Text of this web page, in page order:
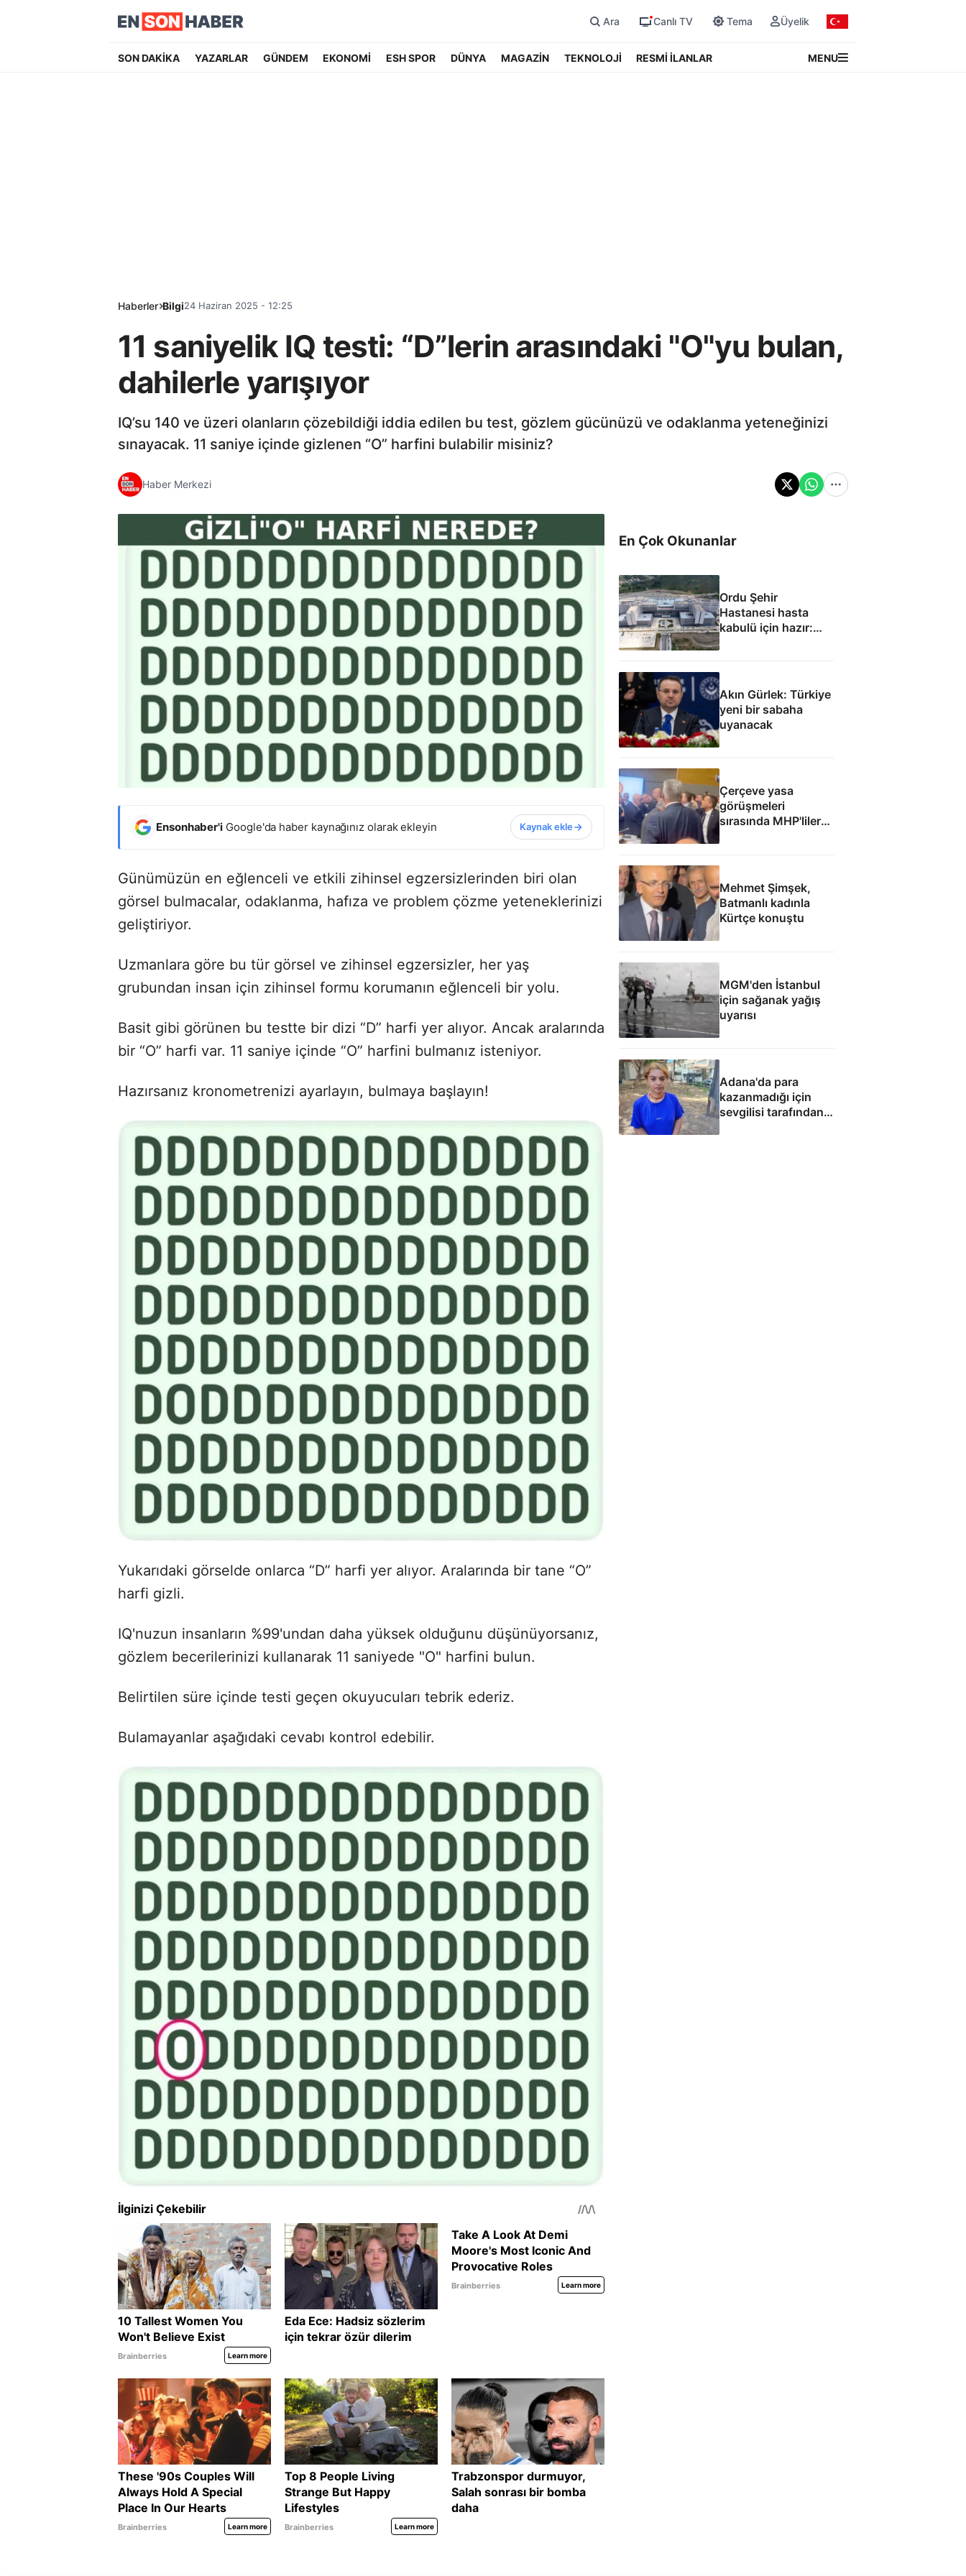
Ara Canlı TV Tema Üyelik
SON DAKİKA YAZARLAR GÜNDEM EKONOMİ ESH SPOR DÜNYA MAGAZİN TEKNOLOJİ RESMİ İLANLAR MENU
Haberler Bilgi24 Haziran 2025 - 12:25
11 saniyelik IQ testi: “D”lerin arasındaki "O"yu bulan,
dahilerle yarışıyor
IQ’su 140 ve üzeri olanların çözebildiği iddia edilen bu test, gözlem gücünüzü ve odaklanma yeteneğinizi
sınayacak. 11 saniye içinde gizlenen “O” harfini bulabilir misiniz?
Haber Merkezi
Ensonhaber'i Google'da haber kaynağınız olarak ekleyin Kaynak ekle
Günümüzün en eğlenceli ve etkili zihinsel egzersizlerinden biri olan
görsel bulmacalar, odaklanma, hafıza ve problem çözme yeteneklerinizi
geliştiriyor.
Uzmanlara göre bu tür görsel ve zihinsel egzersizler, her yaş
grubundan insan için zihinsel formu korumanın eğlenceli bir yolu.
Basit gibi görünen bu testte bir dizi “D” harfi yer alıyor. Ancak aralarında
bir “O” harfi var. 11 saniye içinde “O” harfini bulmanız isteniyor.
Hazırsanız kronometrenizi ayarlayın, bulmaya başlayın!
Yukarıdaki görselde onlarca “D” harfi yer alıyor. Aralarında bir tane “O”
harfi gizli.
IQ'nuzun insanların %99'undan daha yüksek olduğunu düşünüyorsanız,
gözlem becerilerinizi kullanarak 11 saniyede "O" harfini bulun.
Belirtilen süre içinde testi geçen okuyucuları tebrik ederiz.
Bulamayanlar aşağıdaki cevabı kontrol edebilir.
En Çok Okunanlar
Ordu Şehir
Hastanesi hasta
kabulü için hazır:
Eylül ayında
hedefleniyor
Akın Gürlek: Türkiye
yeni bir sabaha
uyanacak
Çerçeve yasa
görüşmeleri
sırasında MHP'liler
Mehmet Şimşek,
Batmanlı kadınla
Kürtçe konuştu
MGM'den İstanbul
için sağanak yağış
uyarısı
Adana'da para
kazanmadığı için
sevgilisi tarafından